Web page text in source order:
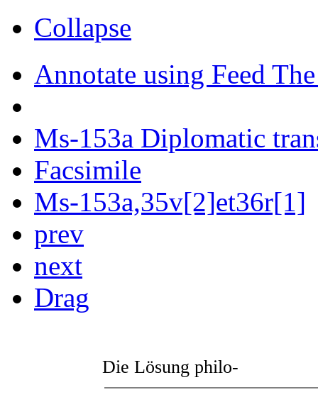
Collapse
Annotate using Feed
Ms-153a Diplomatic
Facsimile
Ms-153a,35v[2]et36r[1]
prev
next
Drag
Die Lösung philo-